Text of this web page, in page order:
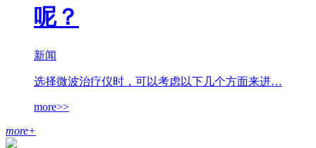
呢？
新闻
选择微波治疗仪时，可以考虑以下几个方面来进…
more>>
more+